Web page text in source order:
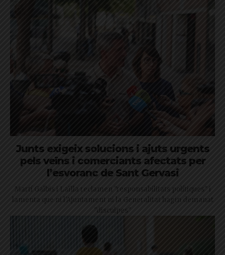
Junts exigeix solucions i ajuts urgents
pels veïns i comerciants afectats per
l’esvoranc de Sant Gervasi
Martí Galbis i Laïlla reclamen "responsabilitats polítiques" i
lamenta que ni l'Ajuntament ni la Generalitat hagin demanat
"disculpes"